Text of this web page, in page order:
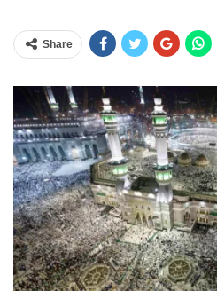
Share